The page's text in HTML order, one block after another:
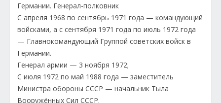
Германии. Генерал-полковник
С апреля 1968 по сентябрь 1971 года — командующий
войсками, а с сентября 1971 года по июль 1972 года
— Главнокомандующий Группой советских войск в
Германии.
Генерал армии — 3 ноября 1972;
С июля 1972 по май 1988 года — заместитель
Министра обороны СССР — начальник Тыла
Вооружённых Сил СССР.